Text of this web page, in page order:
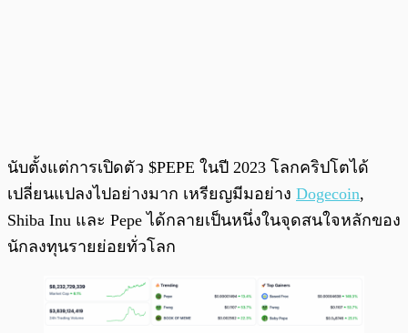
นับตั้งแต่การเปิดตัว $PEPE ในปี 2023 โลกคริปโตได้
เปลี่ยนแปลงไปอย่างมาก เหรียญมีมอย่าง Dogecoin,
Shiba Inu และ Pepe ได้กลายเป็นหนึ่งในจุดสนใจหลักของ
นักลงทุนรายย่อยทั่วโลก